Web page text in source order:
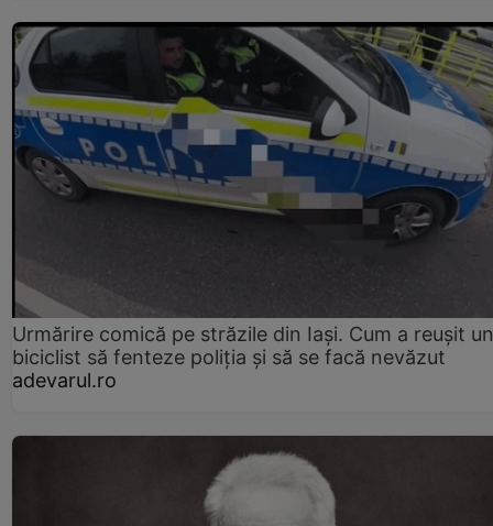
Urmărire comică pe străzile din Iași. Cum a reușit un
biciclist să fenteze poliția și să se facă nevăzut
adevarul.ro